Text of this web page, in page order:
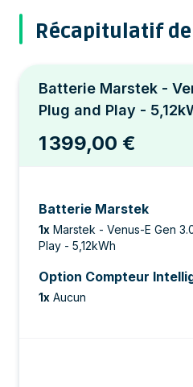
Récapitulatif
Batterie Marstek -
Plug and Play -
1 399,00 €
Batterie Marstek
1x Marstek - Venus-E Gen
Play - 5,12kWh
Option Compteur
1x Aucun